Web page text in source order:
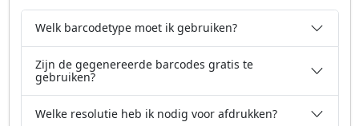
Welk barcodetype moet ik gebruiken?
Zijn de gegenereerde barcodes gratis te
gebruiken?
Welke resolutie heb ik nodig voor afdrukken?